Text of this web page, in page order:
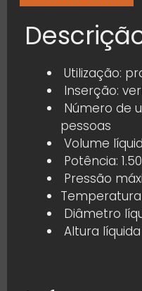
Utilização:
Inserção:
Número de
pessoas
Volume
Potência:
Pressão
Diâmetro
Altura